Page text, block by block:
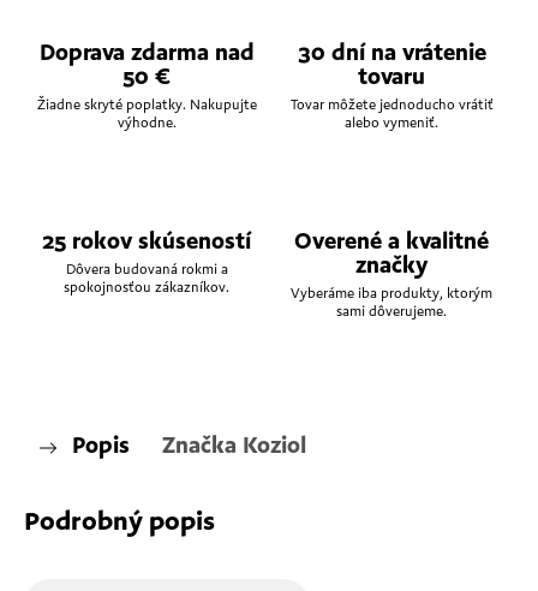
Doprava zdarma nad
50 €
Žiadne skryté poplatky. Nakupujte
výhodne.
30 dní na vrátenie
tovaru
Tovar môžete jednoducho vrátiť
alebo vymeniť.
25 rokov skúseností
Dôvera budovaná rokmi a
spokojnosťou zákazníkov.
Overené a kvalitné
značky
Vyberáme iba produkty, ktorým
sami dôverujeme.
Popis Značka Koziol
Podrobný popis